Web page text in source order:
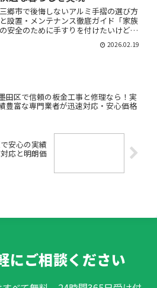
三郷市で後悔しないアルミ手摺の選び方
と設置・メンテナンス徹底ガイド「家族
の安全のために手すりを付けたいけど、
どんな手すりがいいの？」「アルミ手摺
って屋外にも使えるの？料金やメンテナ
2026.02.19
田区で信頼の板金工事と修理なら！実
豊富な専門業者が迅速対応・安心価格
安心の実績
応と明朗価
にご相談ください